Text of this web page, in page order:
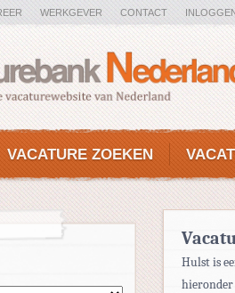
WERKGEVER CONTACT
VACATURE ZOEKEN
Hulst is
hieronder